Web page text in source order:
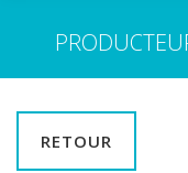
RETOUR